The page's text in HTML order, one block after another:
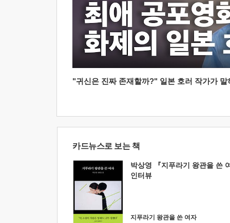
"귀신은 진짜 존재할까?" 일본 호러 작가가
카드뉴스로 보는 책
박상영 『지푸라기 왕관을 쓴
인터뷰
지푸라기 왕관을 쓴 여자